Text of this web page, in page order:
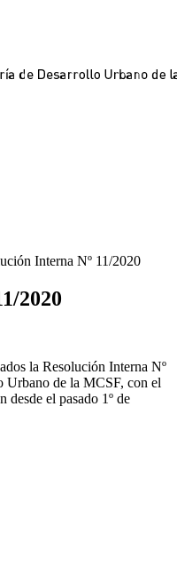
Interna Nº 11/2020
2020
la Resolución Interna Nº
Urbano de la MCSF, con el
desde el pasado 1º de